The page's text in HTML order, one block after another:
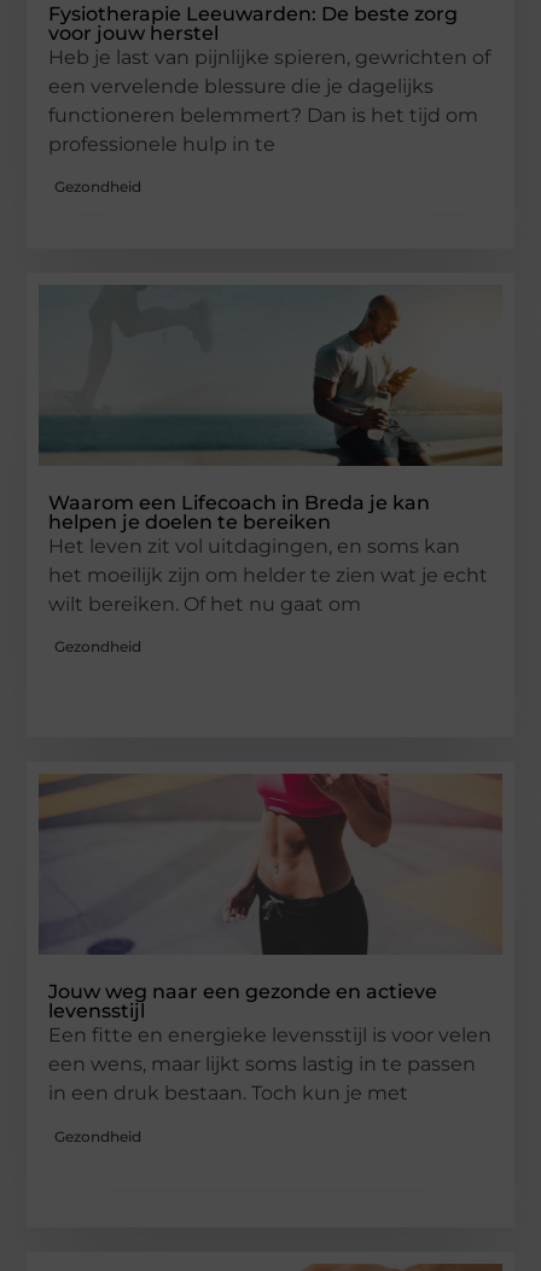
Fysiotherapie Leeuwarden: De beste zorg
voor jouw herstel
Heb je last van pijnlijke spieren, gewrichten of
een vervelende blessure die je dagelijks
functioneren belemmert? Dan is het tijd om
professionele hulp in te
Gezondheid
Waarom een Lifecoach in Breda je kan
helpen je doelen te bereiken
Het leven zit vol uitdagingen, en soms kan
het moeilijk zijn om helder te zien wat je echt
wilt bereiken. Of het nu gaat om
Gezondheid
Jouw weg naar een gezonde en actieve
levensstijl
Een fitte en energieke levensstijl is voor velen
een wens, maar lijkt soms lastig in te passen
in een druk bestaan. Toch kun je met
Gezondheid